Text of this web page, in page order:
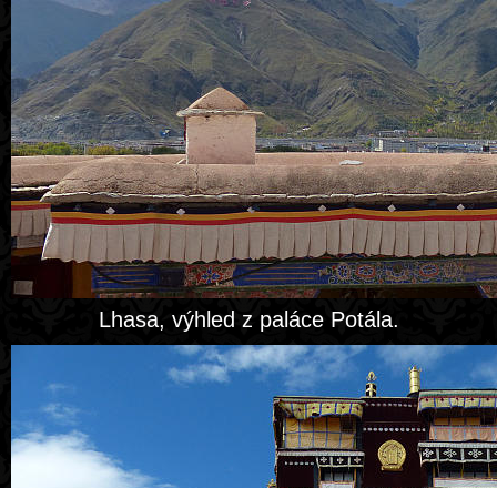
Lhasa, výhled z paláce Potála.